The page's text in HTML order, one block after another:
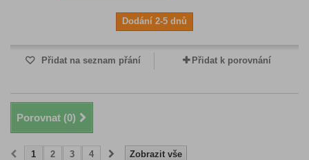
Dodání 2-5 dnů
Přidat na seznam přání Přidat k porovnání
Porovnat (0)
Zobrazit vše
1 2 3 4